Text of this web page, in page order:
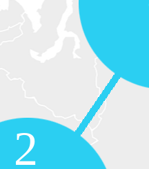
2